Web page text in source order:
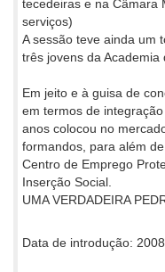
tecedeiras e na Câmara
serviços)
A sessão teve ainda um
três jovens da
Em jeito e à guisa de
em termos de
anos colocou no
formandos, para além
Centro de Emprego
Inserção Social.
UMA VERDADEIRA
Data de introdução: